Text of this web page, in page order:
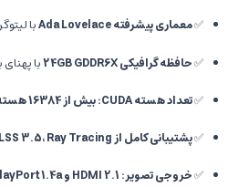
✅معماری پیشرفته Ada Lovelace
با لیتوگرافی 4
✅حافظه گرافیکی 24GB GDDR6X
با پهنای
✅تعداد هسته CUDA: بیش از 16384 هسته
✅پشتیبانی کامل از DLSS 3.5، Ray Tracing و فناوری AI
✅خروجی تصویر: HDMI 2.1 و DisplayPort 1.4a